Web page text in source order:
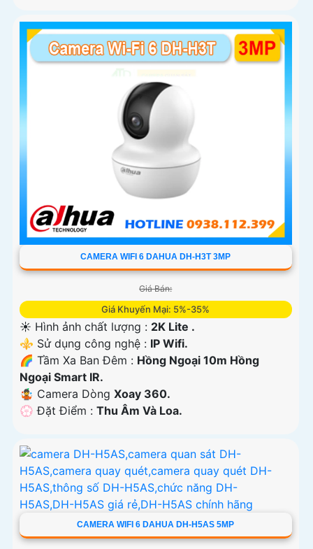
CAMERA WIFI 6 DAHUA DH-H3T 3MP
Giá Bán:
Giá Khuyến Mại: 5%-35%
☀️ Hình ảnh chất lượng : 2K Lite .
⚜️ Sử dụng công nghệ : IP Wifi.
🌈 Tầm Xa Ban Đêm : Hồng Ngoại 10m Hồng
Ngoại Smart IR.
🤹 Camera Dòng Xoay 360.
️💮 Đặt Điểm : Thu Âm Và Loa.
CAMERA WIFI 6 DAHUA DH-H5AS 5MP